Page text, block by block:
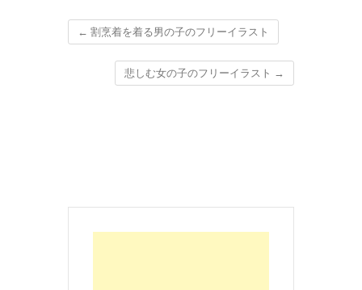
← 割烹着を着る男の子のフリーイラスト
悲しむ女の子のフリーイラスト →